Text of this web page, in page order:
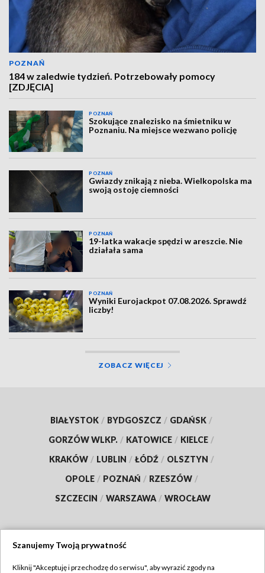
POZNAŃ
184 w zaledwie tydzień. Potrzebowały pomocy
[ZDJĘCIA]
POZNAŃ
Szokujące znalezisko na śmietniku w
Poznaniu. Na miejsce wezwano policję
POZNAŃ
Gwiazdy znikają z nieba. Wielkopolska ma
swoją ostoję ciemności
POZNAŃ
19-latka wakacje spędzi w areszcie. Nie
działała sama
POZNAŃ
Wyniki Eurojackpot 07.08.2026. Sprawdź
liczby!
ZOBACZ WIĘCEJ
BIAŁYSTOK / BYDGOSZCZ / GDAŃSK /
GORZÓW WLKP. / KATOWICE / KIELCE /
KRAKÓW / LUBLIN / ŁÓDŹ / OLSZTYN /
OPOLE / POZNAŃ / RZESZÓW /
SZCZECIN / WARSZAWA / WROCŁAW
Szanujemy Twoją prywatność
Kliknij "Akceptuję i przechodzę do serwisu", aby wyrazić zgody na